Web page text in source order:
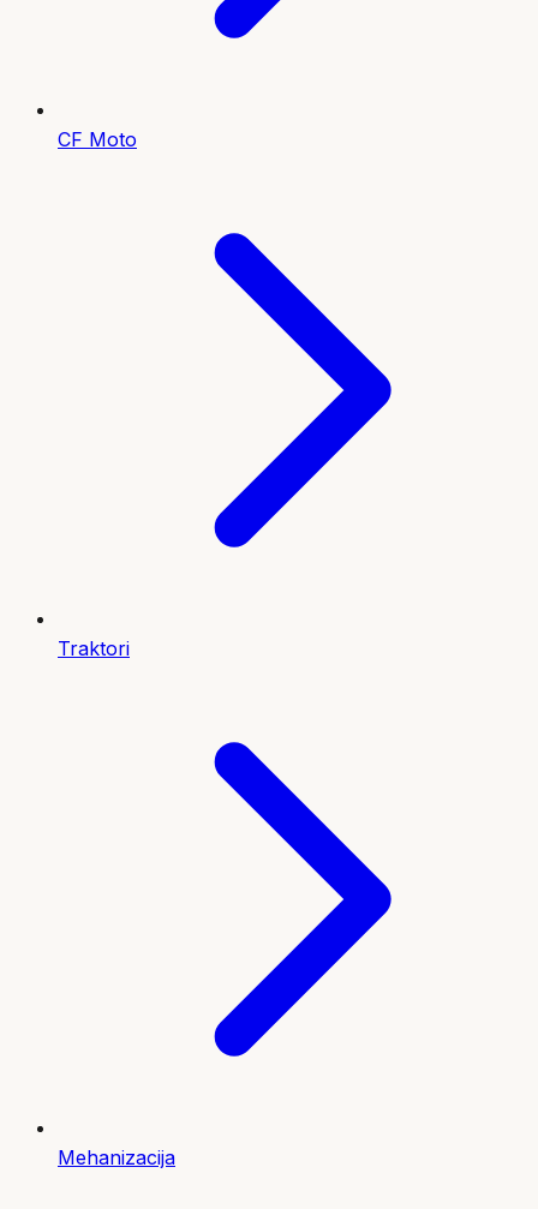
CF Moto
Traktori
Mehanizacija